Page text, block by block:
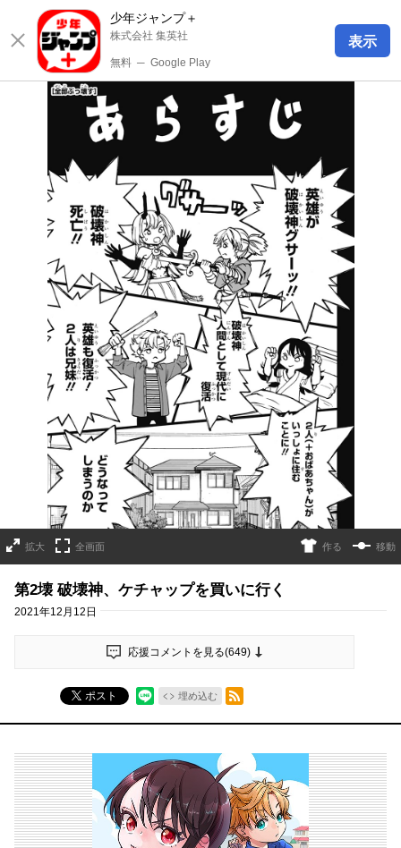
少年ジャンプ＋
株式会社 集英社
無料 ─ Google Play
表示
拡大 全画面 作る 移動
第2壊 破壊神、ケチャップを買いに行く
2021年12月12日
応援コメントを見る(649)
ポスト 埋め込む
RSSフィード